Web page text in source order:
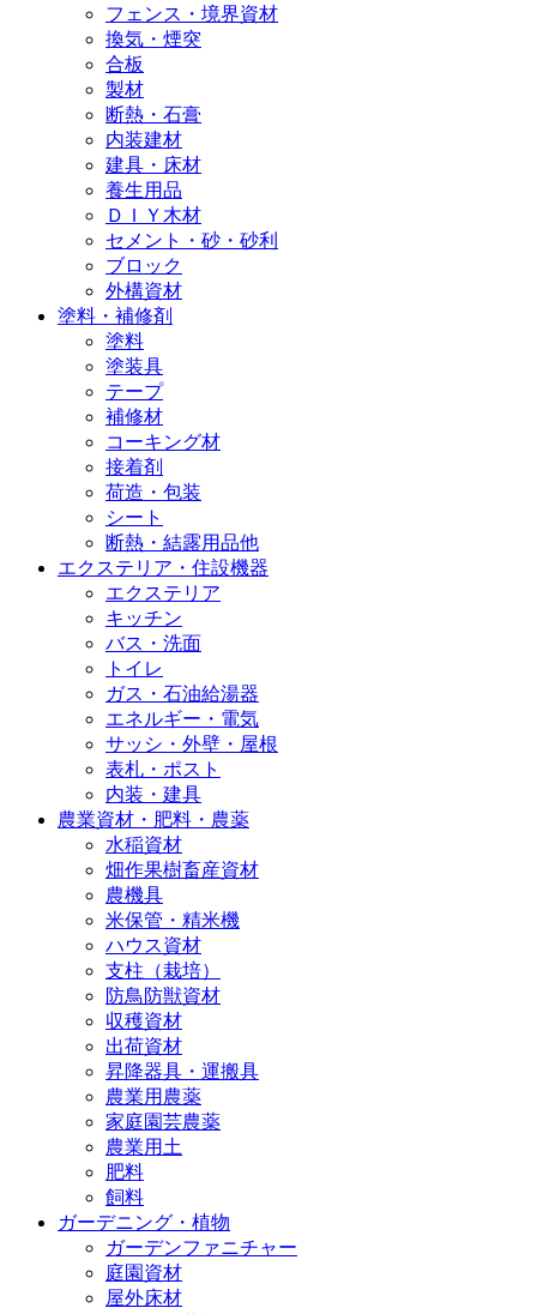
フェンス・境界資材
換気・煙突
合板
製材
断熱・石膏
内装建材
建具・床材
養生用品
ＤＩＹ木材
セメント・砂・砂利
ブロック
外構資材
塗料・補修剤
塗料
塗装具
テープ
補修材
コーキング材
接着剤
荷造・包装
シート
断熱・結露用品他
エクステリア・住設機器
エクステリア
キッチン
バス・洗面
トイレ
ガス・石油給湯器
エネルギー・電気
サッシ・外壁・屋根
表札・ポスト
内装・建具
農業資材・肥料・農薬
水稲資材
畑作果樹畜産資材
農機具
米保管・精米機
ハウス資材
支柱（栽培）
防鳥防獣資材
収穫資材
出荷資材
昇降器具・運搬具
農業用農薬
家庭園芸農薬
農業用土
肥料
飼料
ガーデニング・植物
ガーデンファニチャー
庭園資材
屋外床材